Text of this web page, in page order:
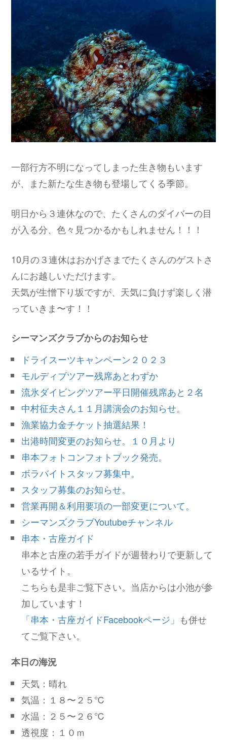
一部行方不明になってしまった生き物もいます
が、また新たな生き物も登場してくる季節。
明日から３連休なので、たくさんのダイバーの目
が入る分、色々見つかるかもしれません！！！
10月の３連休はおかげさまでたくさんのゲストさ
んにお越しいただけます。
天気が生憎下り坂ですが、天気に負けず楽しく潜
っていきま〜す！！
シーマンズクラブからのお知らせ
ドライスーツキャンペーン２０２３
モルディブツアー残席あとわずか
流氷ダイビングツアー平日開催残席あと２名
中村征夫さん１１月講演会のお知らせ。
漁業協力金チケット抽選結果！
出港時間変更のお知らせ。１０月より
串本フォトコンフォトブック発売。
ボラバイトスタッフ募集中。
スタッフ募集のお知らせ。
営業再開＆利用要項の一部変更について。
シーマンズクラブYoutubeチャンネル
串本・古座ガイド
串本と古座の若手ガイドが週替わりで更新して
いるサイト。
こちらも是非ご覧下さい。当店からは小池が参
加しています！
「串本・古座ガイドFacebookページ」 も併せ
てご覧下さい。
本日の海況
天気：晴れ
気温：１８〜２５℃
水温：２５〜２６℃
透視度：１０ｍ